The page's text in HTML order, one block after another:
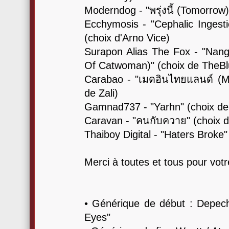
Moderndog - "พรุ่งนี้
Ecchymosis - "Cephalic
(choix d'Arno Vice)
Surapon Alias The Fox -
Of Catwoman)" (choix de
Carabao - "เมดอินไทยแลนด์
de Zali)
Gamnad737 - "Yarhn" (choix
Caravan - "คนกับควาย" (choix
Thaiboy Digital - "Haters
Merci à toutes et tous pour
• Générique de début :
Eyes"